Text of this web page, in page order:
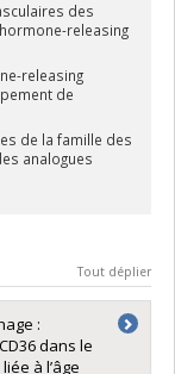
des
releasing
releasing
de
de la famille des
analogues
Tout déplier
:
dans le
à l’âge